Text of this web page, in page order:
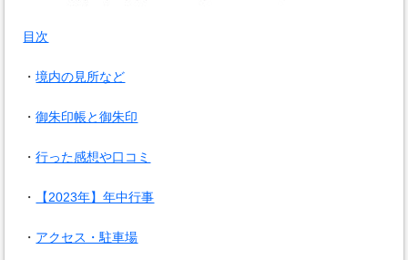
目次
・境内の見所など
・御朱印帳と御朱印
・行った感想や口コミ
・ 【2023年】年中行事
・ アクセス・駐車場